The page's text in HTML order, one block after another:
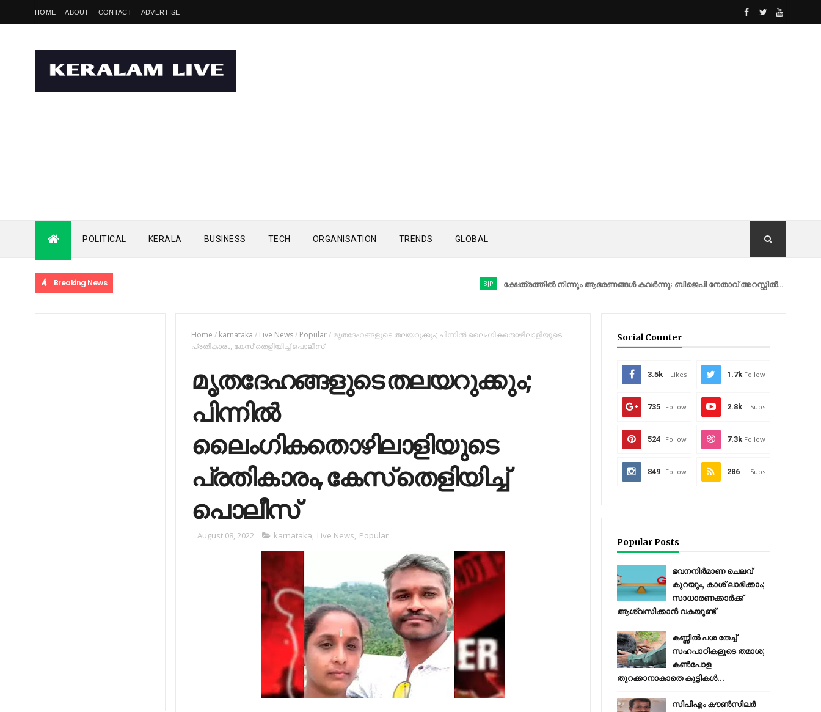
HOME ABOUT CONTACT ADVERTISE
POLITICAL KERALA BUSINESS TECH ORGANISATION TRENDS GLOBAL
Breaking News ക്ഷേത്രത്തിൽ നിന്നും ആഭരണങ്ങൾ കവർന്നു; ബിജെപി നേതാവ് അറസ്റ്റിൽ... IRAN
Home / karnataka / Live News/ Popular/ മൃതദേഹങ്ങളുടെ തലയറുക്കും; പിന്നിൽ ലൈംഗികതൊഴിലാളിയുടെ
പ്രതികാരം, കേസ് തെളിയിച്ച് പൊലീസ്
മൃതദേഹങ്ങളുടെ തലയറുക്കും;
പിന്നിൽ
ലൈംഗികതൊഴിലാളിയുടെ
പ്രതികാരം, കേസ് തെളിയിച്ച്
പൊലീസ്
August 08, 2022 karnataka, Live News, Popular
Social Counter
3.5k Likes 1.7k Follow
735 Follow 2.8k Subs
524 Follow 7.3k Follow
849 Follow 286 Subs
Popular Posts
ഭവനനിർമാണ ചെലവ്
കുറയും, കാശ് ലാഭിക്കാം;
സാധാരണക്കാർക്ക്
ആശ്വസിക്കാൻ വകയുണ്ട്
കണ്ണിൽ പശ തേച്ച്
സഹപാഠികളുടെ തമാശ;
കൺപോള
തുറക്കാനാകാതെ കുട്ടികൾ...
സിപിഎം കൗണ്‍സിലര്‍